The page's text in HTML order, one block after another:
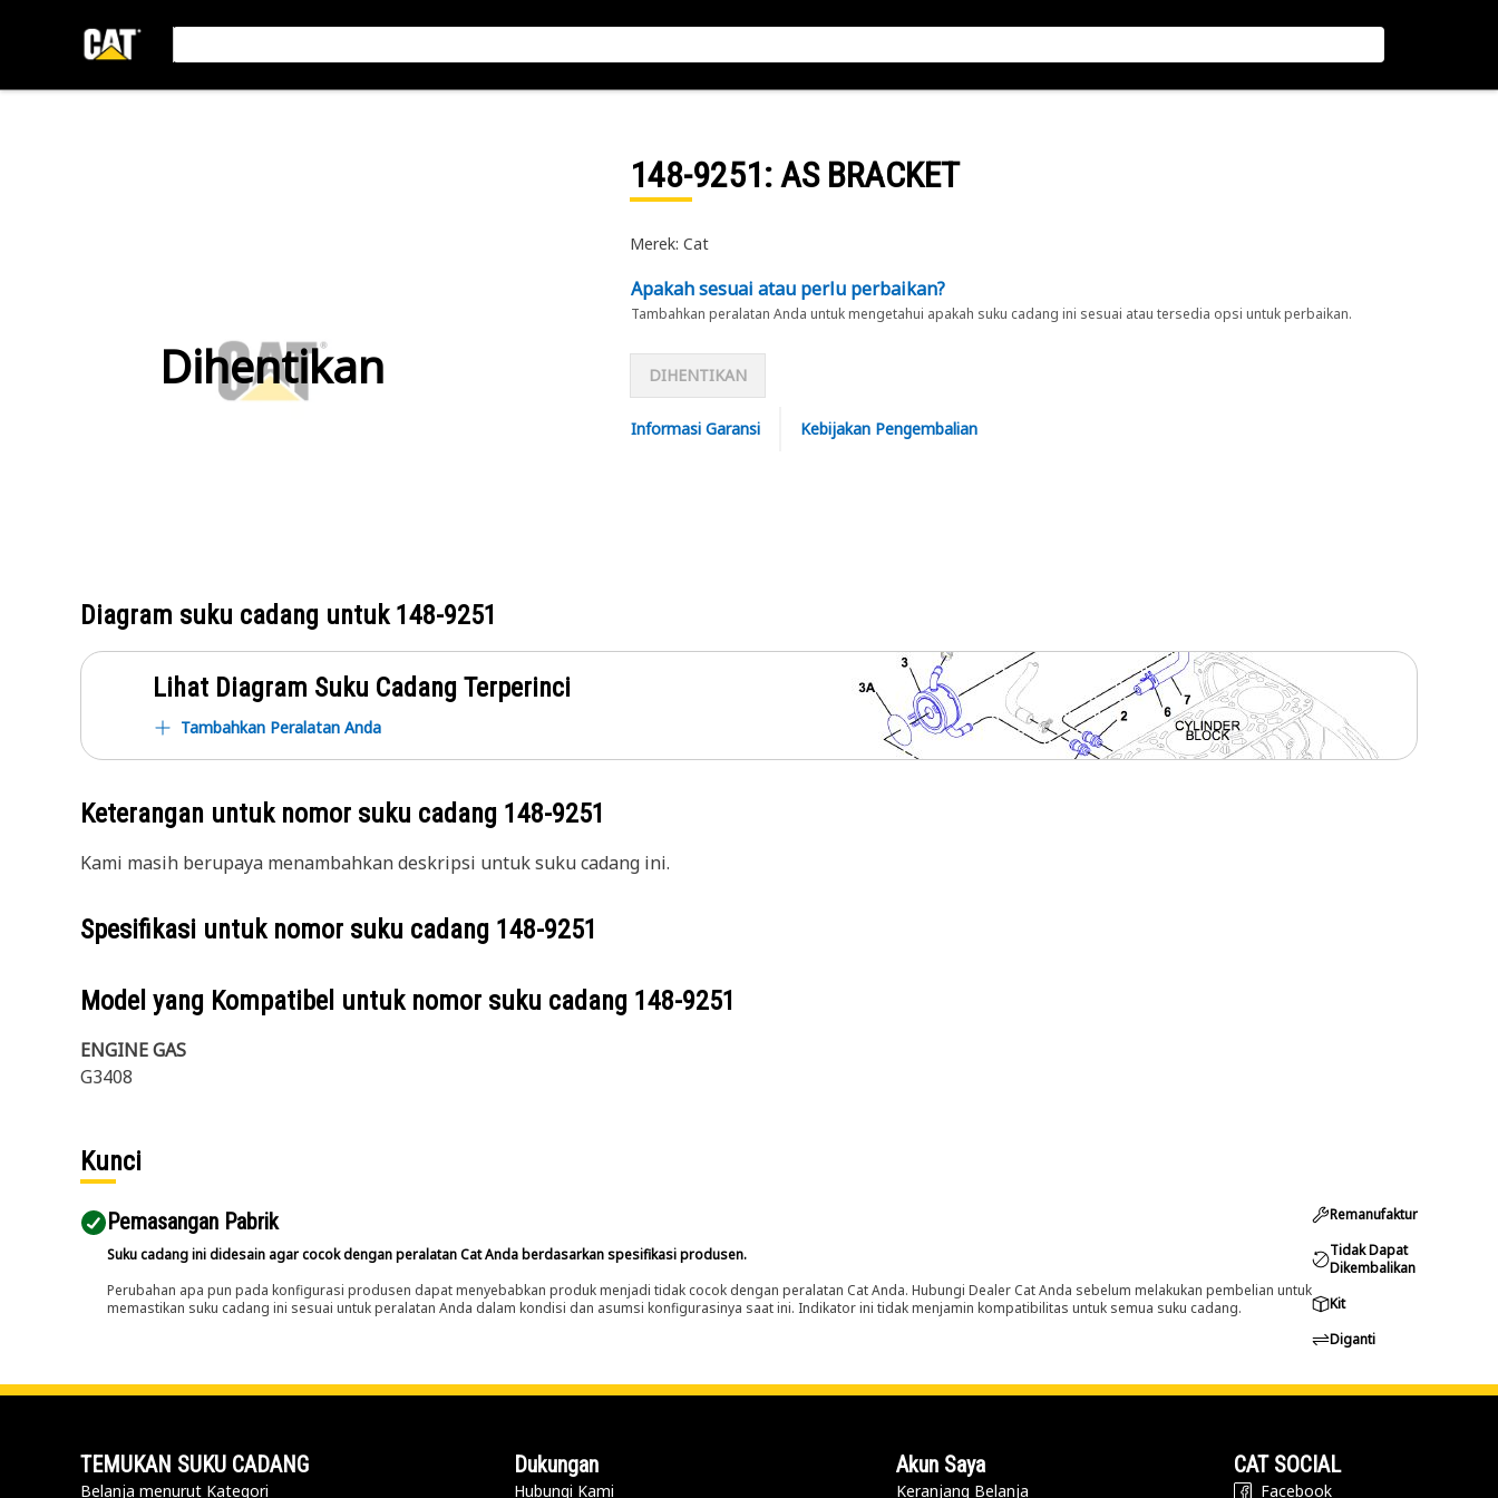
Dihentikan
148-9251: AS BRACKET
Merek: Cat
Apakah sesuai atau perlu perbaikan?
Tambahkan peralatan Anda untuk mengetahui apakah suku cadang ini sesuai atau tersedia opsi untuk perbaikan.
DIHENTIKAN
Informasi Garansi Kebijakan Pengembalian
Diagram suku cadang untuk148-9251
Lihat Diagram Suku Cadang Terperinci
Tambahkan Peralatan Anda
Keterangan untuk nomor suku cadang 148-9251
Kami masih berupaya menambahkan deskripsi untuk suku cadang ini.
Spesifikasi untuk nomor suku cadang 148-9251
Model yang Kompatibel untuk nomor suku cadang 148-9251
ENGINE GAS
G3408
Kunci
Pemasangan Pabrik
Suku cadang ini didesain agar cocok dengan peralatan Cat Anda berdasarkan spesifikasi produsen.
Perubahan apa pun pada konfigurasi produsen dapat menyebabkan produk menjadi tidak cocok dengan peralatan Cat Anda. Hubungi Dealer Cat Anda sebelum melakukan pembelian untuk
memastikan suku cadang ini sesuai untuk peralatan Anda dalam kondisi dan asumsi konfigurasinya saat ini. Indikator ini tidak menjamin kompatibilitas untuk semua suku cadang.
Remanufaktur
Tidak Dapat
Dikembalikan
Kit
Diganti
TEMUKAN SUKU CADANG
Belanja menurut Kategori
Dukungan
Hubungi Kami
Akun Saya
Keranjang Belanja
CAT SOCIAL
Facebook